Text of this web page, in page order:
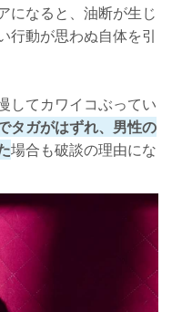
になると、油断が生じ
行動が思わぬ自体を引
してカワイコぶってい
タガがはずれ、男性の
場合も破談の理由にな